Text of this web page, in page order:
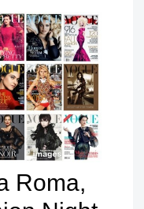
Roma,